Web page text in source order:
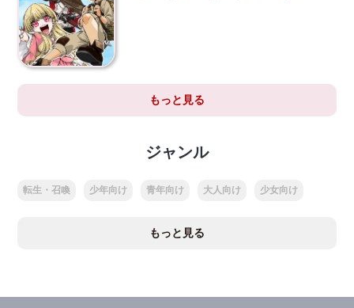
もっと見る
ジャンル
転生・召喚 少年向け 青年向け 大人向け 少女向け
もっと見る